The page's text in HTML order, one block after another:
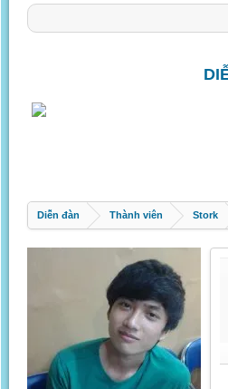
Diễn đàn Thành viên Stork